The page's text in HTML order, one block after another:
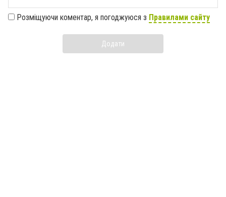
Розміщуючи коментар, я погоджуюся з Правилами сайту
Додати